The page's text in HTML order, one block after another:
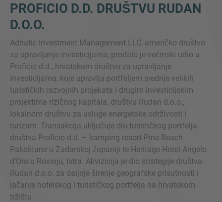
PROFICIO D.D. DRUŠTVU RUDAN
D.O.O.
Adriatic Investment Management LLC, američko društvo
za upravljanje investicijama, prodalo je većinski udio u
Proficio d.d., hrvatskom društvu za upravljanje
investicijama, koje upravlja portfeljem srednje velikih
turističkih razvojnih projekata i drugim investicijskim
projektima rizičnog kapitala, društvu Rudan d.o.o.,
lokalnom društvu za usluge energetske održivosti i
turizam. Transakcija uključuje dio turističkog portfelja
društva Proficio d.d. – kamping resort Pine Beach
Pakoštane u Zadarskoj županiji te Heritage Hotel Angelo
d’Oro u Rovinju, Istra. Akvizicija je dio strategije društva
Rudan d.o.o. za daljnje širenje geografske prisutnosti i
jačanje hotelskog i turističkog portfelja na hrvatskom
tržištu.